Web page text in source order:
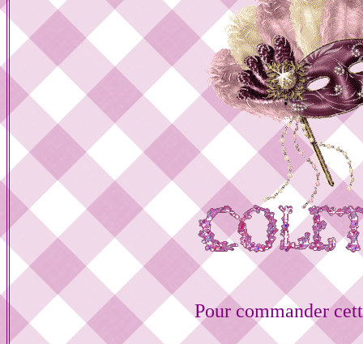
Pour commander